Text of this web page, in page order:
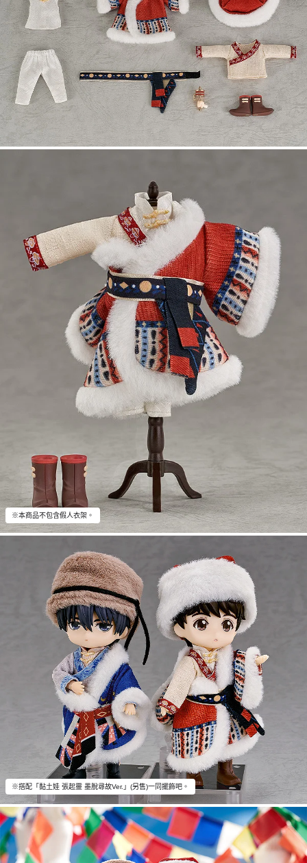
※本商品不包含假人衣架。
※搭配「黏土娃 張起靈 墨脫尋故Ver.」(另售)一同擺飾吧。